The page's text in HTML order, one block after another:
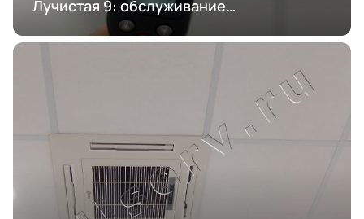
Лучистая 9: обслуживание
кондиционирования